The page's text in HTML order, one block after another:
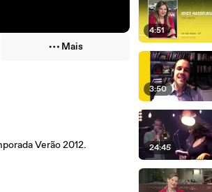
Mais
Verão 2012.
4:51
3:50
24:45